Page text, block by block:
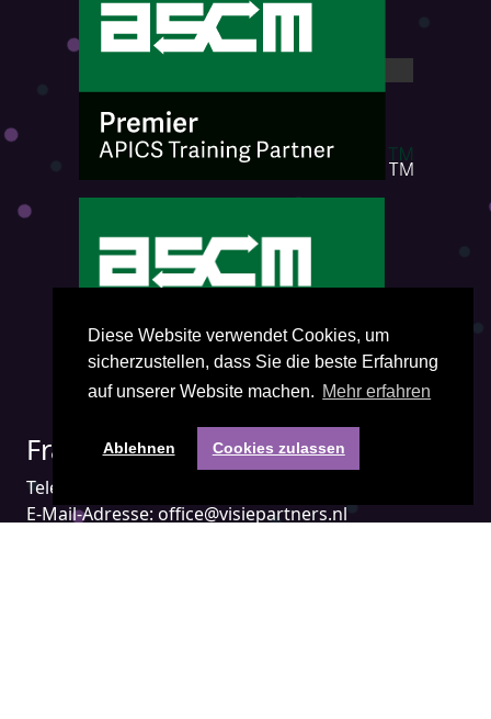
Diese Website verwendet Cookies, um
sicherzustellen, dass Sie die beste Erfahrung
auf unserer Website machen. Mehr erfahren
Ablehnen Cookies zulassen
Fragen? Kontakt mit uns:
Telefon:
E-Mail-Adresse: office@visiepartners.nl